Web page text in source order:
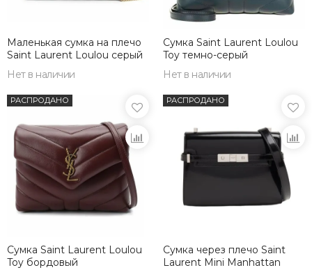
Маленькая сумка на плечо
Saint Laurent Loulou серый
Нет в наличии
Сумка Saint Laurent Loulou
Toy темно-серый
Нет в наличии
РАСПРОДАНО
Сумка Saint Laurent Loulou
Toy бордовый
РАСПРОДАНО
Сумка через плечо Saint
Laurent Mini Manhattan